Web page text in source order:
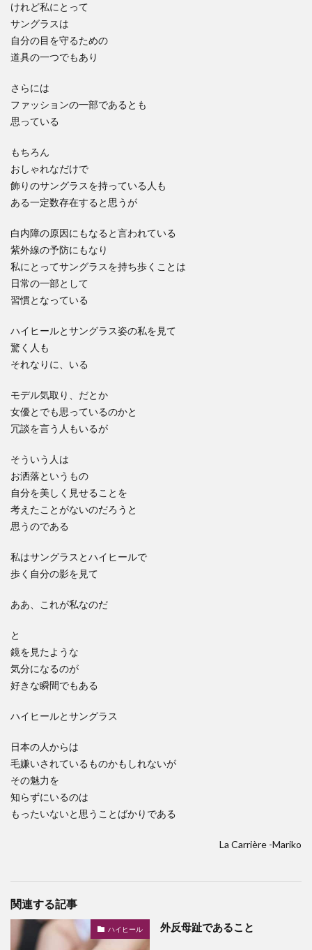
けれど私にとって
サングラスは
自分の目を守るための
道具の一つでもあり
さらには
ファッションの一部であるとも
思っている
もちろん
おしゃれなだけで
飾りのサングラスを持っている人も
ある一定数存在すると思うが
白内障の原因にもなると言われている
紫外線の予防にもなり
私にとってサングラスを持ち歩くことは
日常の一部として
習慣となっている
ハイヒールとサングラス姿の私を見て
驚く人も
それなりに、いる
モデル気取り、だとか
女優とでも思っているのかと
冗談を言う人もいるが
そういう人は
お洒落というもの
自分を美しく見せることを
考えたことがないのだろうと
思うのである
私はサングラスとハイヒールで
歩く自分の影を見て
ああ、これが私なのだ
と
鏡を見たような
気分になるのが
好きな瞬間でもある
ハイヒールとサングラス
日本の人からは
毛嫌いされているものかもしれないが
その魅力を
知らずにいるのは
もったいないと思うことばかりである
La Carrière -Mariko
関連する記事
ハイヒール 外反母趾であること